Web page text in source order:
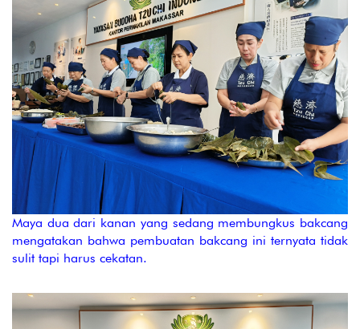
Maya dua dari kanan yang sedang membungkus bakcang
mengatakan bahwa pembuatan bakcang ini ternyata tidak
sulit tapi harus cekatan.